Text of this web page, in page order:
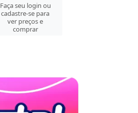
Faça seu login ou
cadastre-se para
ver preços e
comprar